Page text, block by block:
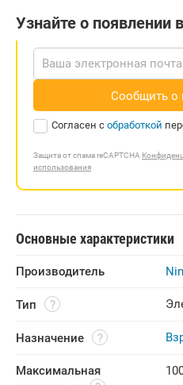
Узнайте о появлении
Сообщить о
Согласен с обработкой
Защита от спама reCAPTCHA
использования
Основные характеристики
Производитель
Тип
Назначение
Максимальная